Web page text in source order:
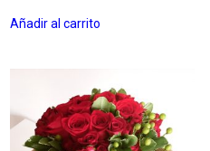
Añadir al carrito